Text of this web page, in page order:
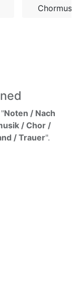
Chormusik
Noten / Nach
/ Chor /
/ Trauer".